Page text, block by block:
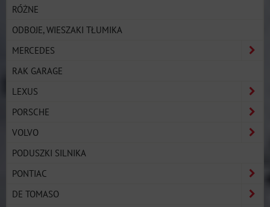
RÓŻNE
ODBOJE, WIESZAKI TŁUMIKA
MERCEDES
RAK GARAGE
LEXUS
PORSCHE
VOLVO
PODUSZKI SILNIKA
PONTIAC
DE TOMASO